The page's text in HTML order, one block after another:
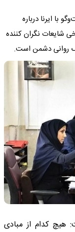
با ایرنا درباره
شایعات نگران کننده
روانی دشمن است.
هیچ کدام از مبادی